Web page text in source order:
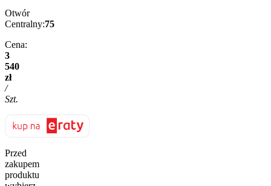
Otwór
Centralny:75
Cena:
3
540
zł
/
Szt.
Przed
zakupem
produktu